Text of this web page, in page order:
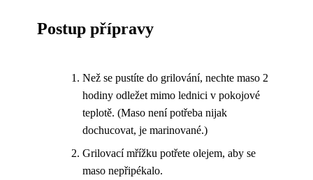
Postup přípravy
Než se pustíte do grilování, nechte maso 2
hodiny odležet mimo lednici v pokojové
teplotě. (Maso není potřeba nijak
dochucovat, je marinované.)
Grilovací mřížku potřete olejem, aby se
maso nepřipékalo.